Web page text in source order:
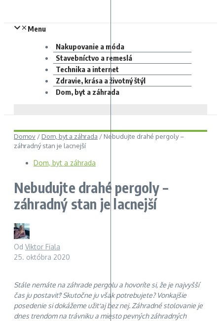
Menu
Nakupovanie a móda
Stavebníctvo a remeslá
Technika a internet
Zdravie, krása a životný štýl
Dom, byt a záhrada
Domov / Dom, byt a záhrada / Nebudujte drahé pergoly –
záhradný stan je lacnejší
Dom, byt a záhrada
Nebudujte drahé pergoly –
záhradný stan je lacnejší
Od Viktor Fiala
25. októbra 2020
Stále nemáte na záhrade pergolu a hovoríte si, že je najvyšší
čas ju postaviť? Skutočne ju však potrebujete? Vonkajšie
posedenie si dokážeme užiť aj bez nej. Záhradné stolovanie je
dnes trendom na trávniku a miesto pevných záhradných